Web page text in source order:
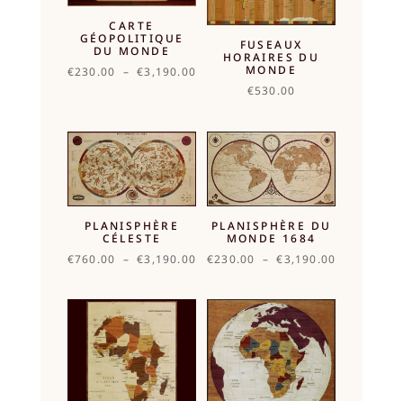
CARTE
GÉOPOLITIQUE
DU MONDE
€230.00 – €3,190.00
€3,190.00
FUSEAUX
HORAIRES DU
MONDE
€530.00
PLANISPHÈRE
CÉLESTE
€760.00 – €3,190.00 Plage
€760.00
€3,190.00
PLANISPHÈRE DU
MONDE 1684
€230.00 – €3,190.00